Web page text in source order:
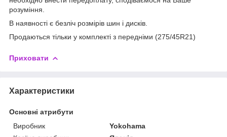
розуміння.
В наявності є безліч розмірів шин і дисків.
Продаються тільки у комплекті з передніми (275/45R21)
Приховати
Характеристики
Основні атрибути
Виробник
Yokohama